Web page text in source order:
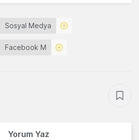
Sosyal Medya
Facebook M
Yorum Yaz